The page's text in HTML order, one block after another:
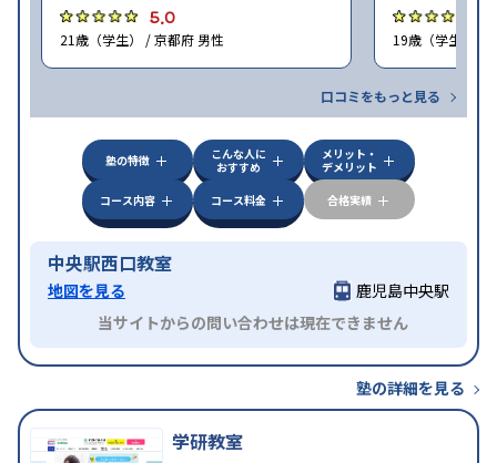
5.0
21歳（学生） / 京都府 男性 19歳（学生） /
口コミをもっと見る
塾の特徴
こんな人に
おすすめ
メリット・
デメリット
コース内容
コース料金 合格実績
中央駅西口教室
地図を見る
鹿児島中央駅
当サイトからの問い合わせは現在できません
塾の詳細を見る
学研教室